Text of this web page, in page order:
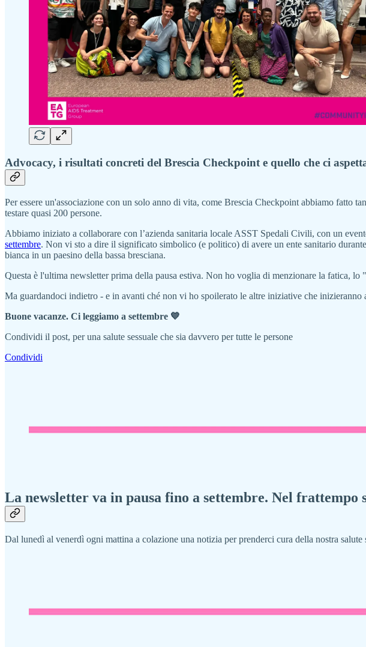
Advocacy, i risultati concreti del Brescia Checkpoint e quello che ci
Per essere un'associazione con un solo anno di vita, come Brescia Checkpoint abbiamo fatto
testare quasi 200 persone.
Abbiamo iniziato a collaborare con l’azienda sanitaria locale ASST Spedali Civili, con un
settembre. Non vi sto a dire il significato simbolico (e politico) di avere un ente sanitario
bianca in un paesino della bassa bresciana.
Questa è l'ultima newsletter prima della pausa estiva. Non ho voglia di menzionare la fatica,
Ma guardandoci indietro - e in avanti ché non vi ho spoilerato le altre iniziative che
Buone vacanze. Ci leggiamo a settembre 💙
Condividi il post, per una salute sessuale che sia davvero per tutte le persone
Condividi
La newsletter va in pausa fino a settembre. Nel frattempo
Dal lunedì al venerdì ogni mattina a colazione una notizia per prenderci cura della nostra salute